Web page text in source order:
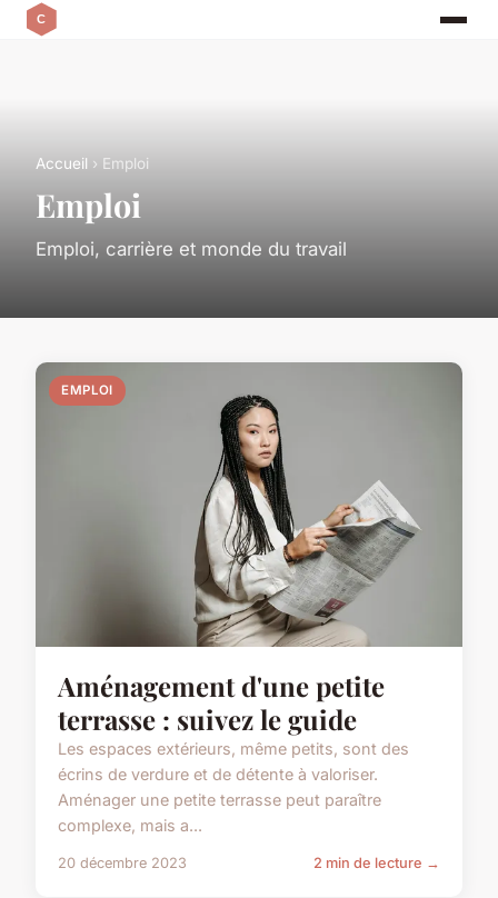
Accueil › Emploi
Emploi
Emploi, carrière et monde du travail
EMPLOI
Aménagement d'une petite
terrasse : suivez le guide
Les espaces extérieurs, même petits, sont des
écrins de verdure et de détente à valoriser.
Aménager une petite terrasse peut paraître
complexe, mais a...
20 décembre 2023 2 min de lecture →